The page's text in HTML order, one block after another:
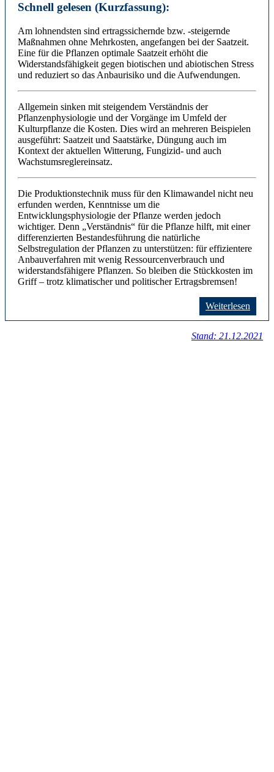
Schnell gelesen (Kurzfassung):
Am lohnendsten sind ertragssichernde bzw. -steigernde
Maßnahmen ohne Mehrkosten, angefangen bei der Saatzeit.
Eine für die Pflanzen optimale Saatzeit erhöht die
Widerstandsfähigkeit gegen biotischen und abiotischen Stress
und reduziert so das Anbaurisiko und die Aufwendungen.
Allgemein sinken mit steigendem Verständnis der
Pflanzenphysiologie und der Vorgänge im Umfeld der
Kulturpflanze die Kosten. Dies wird an mehreren Beispielen
ausgeführt: Saatzeit und Saatstärke, Düngung auch im
Kontext der aktuellen Witterung, Fungizid- und auch
Wachstumsreglereinsatz.
Die Produktionstechnik muss für den Klimawandel nicht neu
erfunden werden, Kenntnisse um die
Entwicklungsphysiologie der Pflanze werden jedoch
wichtiger. Denn „Verständnis“ für die Pflanze hilft, mit einer
differenzierten Bestandesführung die natürliche
Selbstregulation der Pflanzen zu unterstützen: für effizientere
Anbauverfahren mit wenig Ressourcenverbrauch und
widerstandsfähigere Pflanzen. So bleiben die Stückkosten im
Griff – trotz klimatischer und politischer Ertragsbremsen!
Weiterlesen
Stand: 21.12.2021